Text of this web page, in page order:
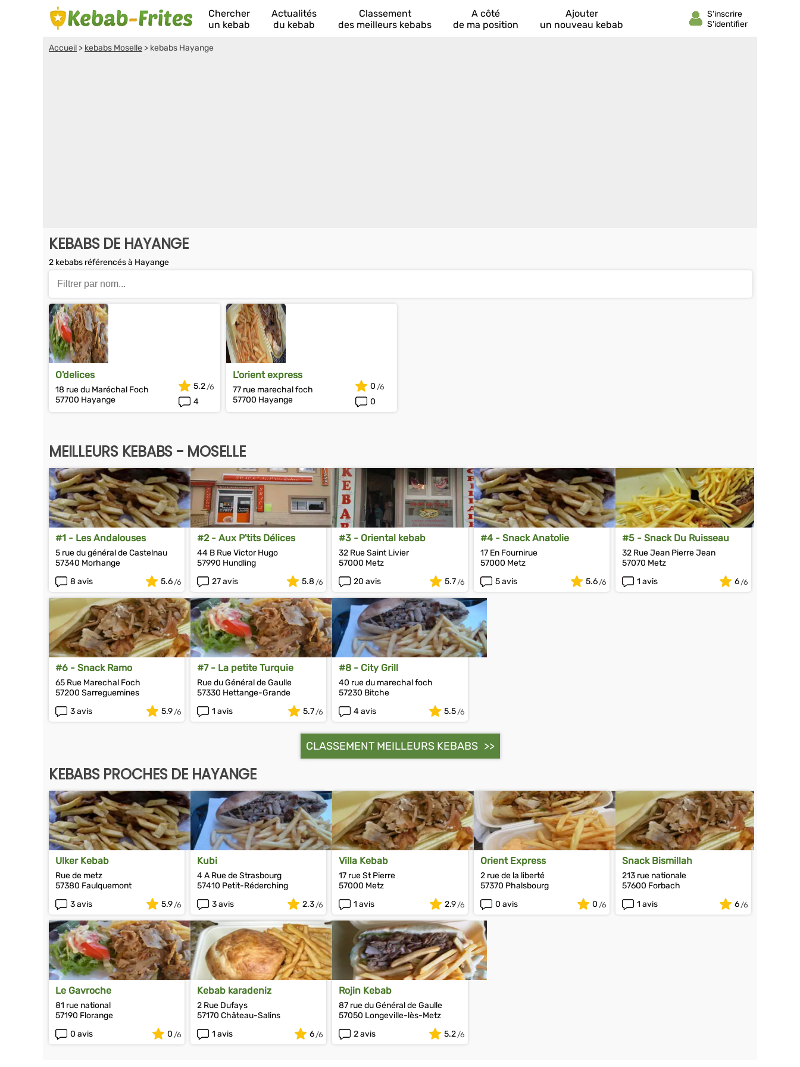
Chercher
un kebab
Actualités
du kebab
Classement
des meilleurs kebabs
A côté
de ma position
Ajouter
un nouveau kebab
Accueil > kebabs Moselle > kebabs Hayange
KEBABS DE HAYANGE
2 kebabs référencés à Hayange
O'delices
18 rue du Maréchal Foch
57700 Hayange
4
5.2
L'orient express
77 rue marechal foch
57700 Hayange
0
0
MEILLEURS KEBABS - MOSELLE
#1 - Les Andalouses
5 rue du général de Castelnau
57340 Morhange
8 avis
5.6
#2 - Aux P'tits Délices
44 B Rue Victor Hugo
57990 Hundling
27 avis
5.8
#3 - Oriental kebab
32 Rue Saint Livier
57000 Metz
20 avis
5.7
#4 - Snack Anatolie
17 En Fournirue
57000 Metz
5 avis
5.6
#5 - Snack Du Ruisseau
32 Rue Jean Pierre Jean
57070 Metz
1 avis
6
#6 - Snack Ramo
65 Rue Marechal Foch
57200 Sarreguemines
3 avis
5.9
#7 - La petite Turquie
Rue du Général de Gaulle
57330 Hettange-Grande
1 avis
5.7
#8 - City Grill
40 rue du marechal foch
57230 Bitche
4 avis
5.5
CLASSEMENT MEILLEURS KEBABS
KEBABS PROCHES DE HAYANGE
Ulker Kebab
Rue de metz
57380 Faulquemont
3 avis
5.9
Kubi
4 A Rue de Strasbourg
57410 Petit-Réderching
3 avis
2.3
Villa Kebab
17 rue St Pierre
57000 Metz
1 avis
2.9
Orient Express
2 rue de la liberté
57370 Phalsbourg
0 avis
0
Snack Bismillah
213 rue nationale
57600 Forbach
1 avis
6
Le Gavroche
81 rue national
57190 Florange
0 avis
0
Kebab karadeniz
2 Rue Dufays
57170 Château-Salins
1 avis
6
Rojin Kebab
87 rue du Général de Gaulle
57050 Longeville-lès-Metz
2 avis
5.2